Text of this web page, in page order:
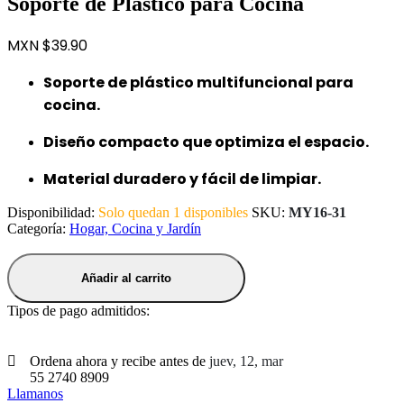
MXN $39.90
Soporte de plástico multifuncional para
cocina.
Diseño compacto que optimiza el espacio.
Material duradero y fácil de limpiar.
Disponibilidad: Solo quedan 1 disponibles SKU: MY16-31
Categoría: Hogar, Cocina y Jardín
Añadir al carrito
Tipos de pago admitidos:
Ordena ahora y recibe antes de juev, 12, mar
55 2740 8909
Llamanos